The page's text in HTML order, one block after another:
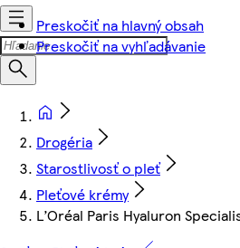
Preskočiť na hlavný obsah
Preskočiť na vyhľadávanie
Drogéria
Starostlivosť o pleť
Pleťové krémy
L’Oréal Paris Hyaluron